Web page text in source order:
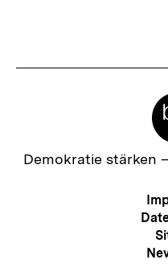
Zur
Demokratie stärken –